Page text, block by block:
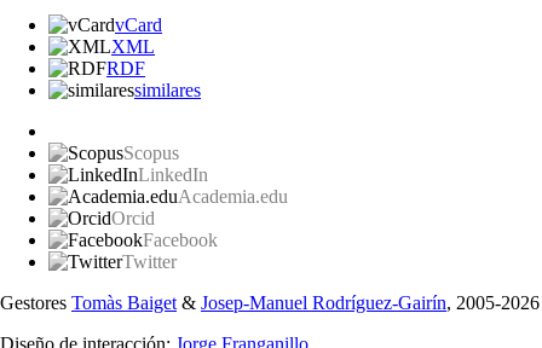
vCard
XML
RDF
similares
Scopus
LinkedIn
Academia.edu
Orcid
Facebook
Twitter
Gestores Tomàs Baiget& Josep-Manuel Rodríguez-Gairín, 2005-2026